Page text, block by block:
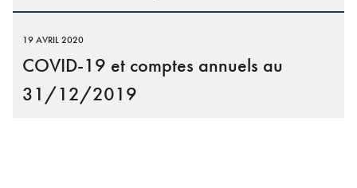
19 AVRIL 2020
COVID-19 et comptes annuels au
31/12/2019